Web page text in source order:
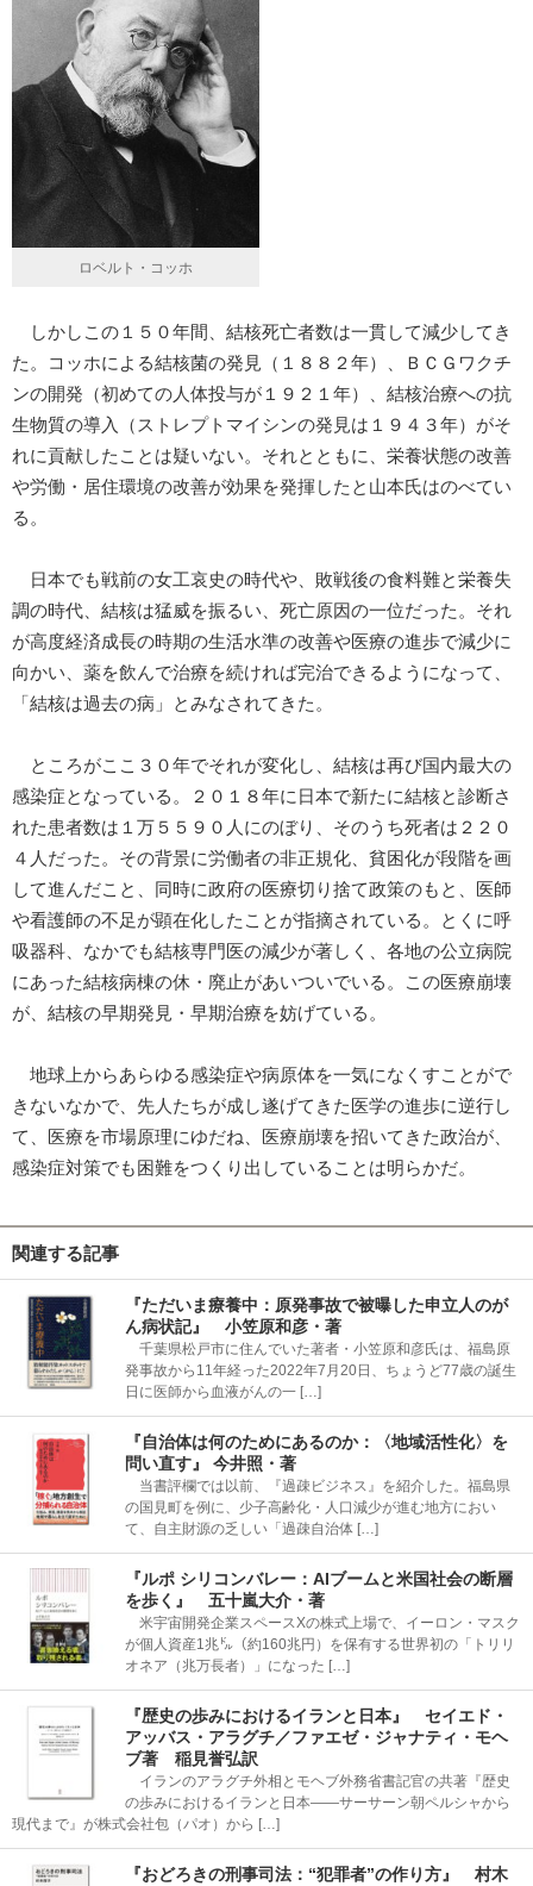
ロベルト・コッホ
しかしこの１５０年間、結核死亡者数は一貫して減少してき
た。コッホによる結核菌の発見（１８８２年）、ＢＣＧワクチ
ンの開発（初めての人体投与が１９２１年）、結核治療への抗
生物質の導入（ストレプトマイシンの発見は１９４３年）がそ
れに貢献したことは疑いない。それとともに、栄養状態の改善
や労働・居住環境の改善が効果を発揮したと山本氏はのべてい
る。
日本でも戦前の女工哀史の時代や、敗戦後の食料難と栄養失
調の時代、結核は猛威を振るい、死亡原因の一位だった。それ
が高度経済成長の時期の生活水準の改善や医療の進歩で減少に
向かい、薬を飲んで治療を続ければ完治できるようになって、
「結核は過去の病」とみなされてきた。
ところがここ３０年でそれが変化し、結核は再び国内最大の
感染症となっている。２０１８年に日本で新たに結核と診断さ
れた患者数は１万５５９０人にのぼり、そのうち死者は２２０
４人だった。その背景に労働者の非正規化、貧困化が段階を画
して進んだこと、同時に政府の医療切り捨て政策のもと、医師
や看護師の不足が顕在化したことが指摘されている。とくに呼
吸器科、なかでも結核専門医の減少が著しく、各地の公立病院
にあった結核病棟の休・廃止があいついでいる。この医療崩壊
が、結核の早期発見・早期治療を妨げている。
地球上からあらゆる感染症や病原体を一気になくすことがで
きないなかで、先人たちが成し遂げてきた医学の進歩に逆行し
て、医療を市場原理にゆだね、医療崩壊を招いてきた政治が、
感染症対策でも困難をつくり出していることは明らかだ。
関連する記事
『ただいま療養中：原発事故で被曝した申立人のが
ん病状記』 小笠原和彦・著
千葉県松戸市に住んでいた著者・小笠原和彦氏は、福島原
発事故から11年経った2022年7月20日、ちょうど77歳の誕生
日に医師から血液がんの一 […]
『自治体は何のためにあるのか：〈地域活性化〉を
問い直す』 今井照・著
当書評欄では以前、『過疎ビジネス』を紹介した。福島県
の国見町を例に、少子高齢化・人口減少が進む地方におい
て、自主財源の乏しい「過疎自治体 […]
『ルポ シリコンバレー：AIブームと米国社会の断層
を歩く』 五十嵐大介・著
米宇宙開発企業スペースXの株式上場で、イーロン・マスク
が個人資産1兆㌦（約160兆円）を保有する世界初の「トリリ
オネア（兆万長者）」になった […]
『歴史の歩みにおけるイランと日本』 セイエド・
アッバス・アラグチ／ファエゼ・ジャナティ・モヘ
ブ著 稲見誉弘訳
イランのアラグチ外相とモヘブ外務省書記官の共著『歴史
の歩みにおけるイランと日本――サーサーン朝ペルシャから
現代まで』が株式会社包（パオ）から […]
『おどろきの刑事司法：“犯罪者”の作り方』 村木